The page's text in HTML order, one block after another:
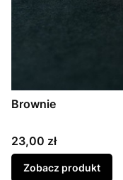
Brownie
Cena
23,00 zł
Zobacz produkt